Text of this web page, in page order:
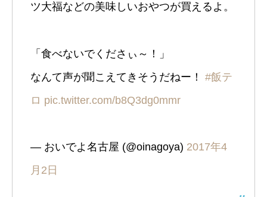
ツ大福などの美味しいおやつが買えるよ。
「食べないでくださぃ～！」
なんて声が聞こえてきそうだねー！ #飯テ
ロ pic.twitter.com/b8Q3dg0mmr
— おいでよ名古屋 (@oinagoya) 2017年4
月2日